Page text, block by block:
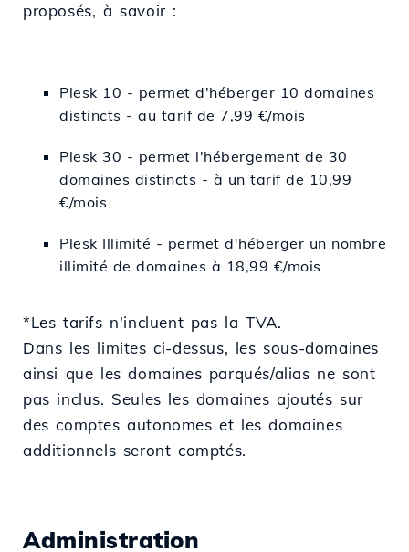
proposés, à savoir :
Plesk 10 - permet d'héberger 10 domaines
distincts - au tarif de 7,99 €/mois
Plesk 30 - permet l'hébergement de 30
domaines distincts - à un tarif de 10,99
€/mois
Plesk Illimité - permet d'héberger un nombre
illimité de domaines à 18,99 €/mois
*Les tarifs n'incluent pas la TVA.
Dans les limites ci-dessus, les sous-domaines
ainsi que les domaines parqués/alias ne sont
pas inclus. Seules les domaines ajoutés sur
des comptes autonomes et les domaines
additionnels seront comptés.
Administration